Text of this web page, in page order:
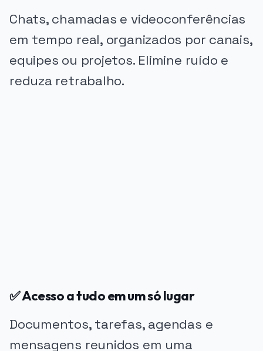
Chats, chamadas e videoconferências
em tempo real, organizados por canais,
equipes ou projetos. Elimine ruído e
reduza retrabalho.
✅ Acesso a tudo em um só lugar
Documentos, tarefas, agendas e
mensagens reunidos em uma